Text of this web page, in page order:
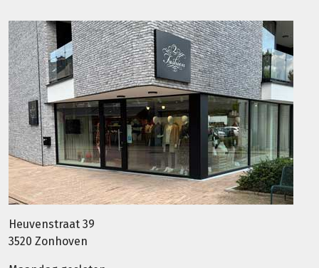
Heuvenstraat 39
3520 Zonhoven